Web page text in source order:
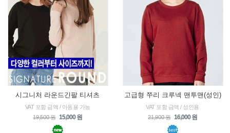
시그니처 라운드긴팔 티셔츠
VAT 포함 금액 / 아동용 가능
19,500 원 15,000 원
고급형 쭈리 크루넥 맨투맨(성인)
VAT 포함 금액 / 성인용
21,900 원 16,000 원